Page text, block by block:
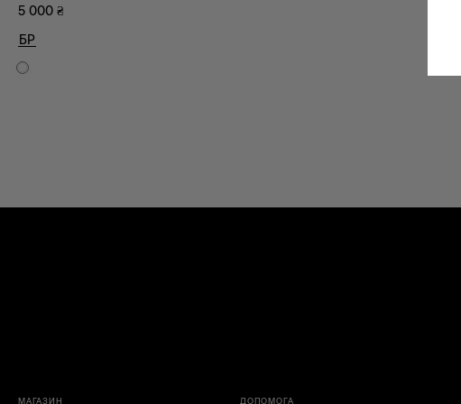
5 000 ₴
БР
МАГАЗИН ДОПОМОГА